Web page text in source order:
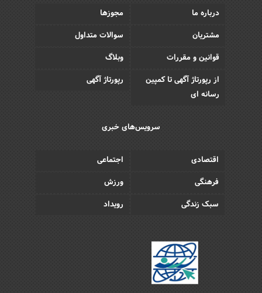
درباره ما
مجوزها
مشتریان
سوالات متداول
قوانین و مقررات
وبلاگ
از رپورتاژ آگهی تا کمپین
رسانه ای
رپورتاژ آگهی
سرویس‌های خبری
اقتصادی
اجتماعی
فرهنگی
ورزش
سبک زندگی
رویداد